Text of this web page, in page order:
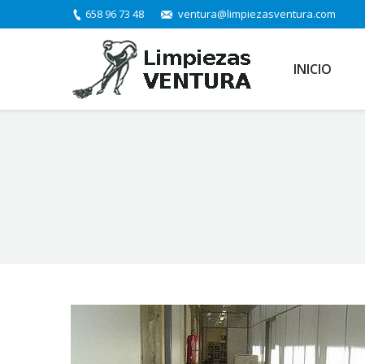
658 96 73 48 ventura@limpiezasventura.com
INICIO